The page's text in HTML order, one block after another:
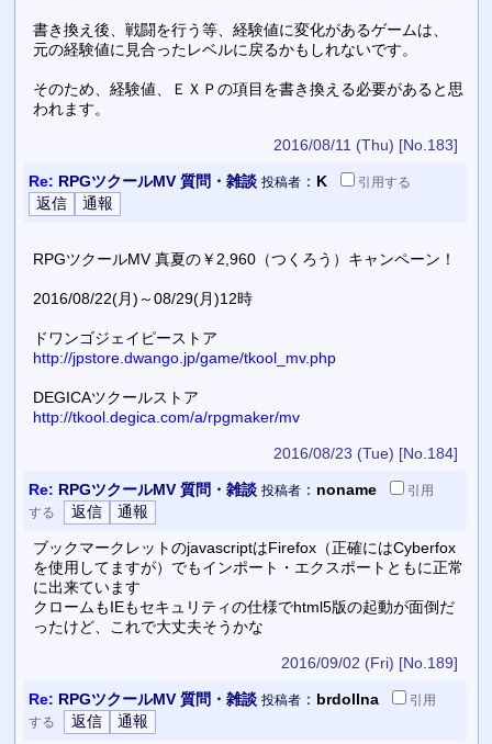
書き換え後、戦闘を行う等、経験値に変化があるゲームは、
元の経験値に見合ったレベルに戻るかもしれないです。
そのため、経験値、ＥＸＰの項目を書き換える必要があると思
われます。
2016/08/11 (Thu) [No.183]
Re: RPGツクールMV 質問・雑談 投稿者： K 引用する
RPGツクールMV 真夏の￥2,960（つくろう）キャンペーン！
2016/08/22(月)～08/29(月)12時
ドワンゴジェイピーストア
http://jpstore.dwango.jp/game/tkool_mv.php
DEGICAツクールストア
http://tkool.degica.com/a/rpgmaker/mv
2016/08/23 (Tue) [No.184]
Re: RPGツクールMV 質問・雑談 投稿者： noname
引用
する
ブックマークレットのjavascriptはFirefox（正確にはCyberfox
を使用してますが）でもインポート・エクスポートともに正常
に出来ています
クロームもIEもセキュリティの仕様でhtml5版の起動が面倒だ
ったけど、これで大丈夫そうかな
2016/09/02 (Fri) [No.189]
Re: RPGツクールMV 質問・雑談 投稿者： brdollna
引用
する